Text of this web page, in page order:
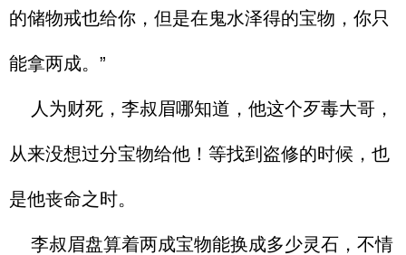
的储物戒也给你，但是在鬼水泽得的宝物，你只
能拿两成。”
人为财死，李叔眉哪知道，他这个歹毒大哥，
从来没想过分宝物给他！等找到盗修的时候，也
是他丧命之时。
李叔眉盘算着两成宝物能换成多少灵石，不情